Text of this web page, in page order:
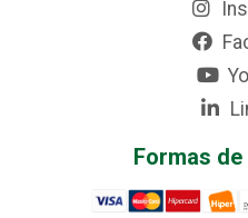
Formas